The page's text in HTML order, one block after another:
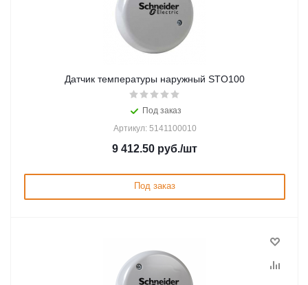
Датчик температуры наружный STO100
Под заказ
Артикул: 5141100010
9 412.50 руб./шт
Под заказ